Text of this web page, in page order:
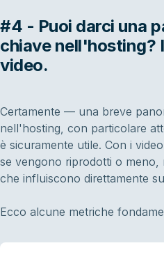
#4 - Puoi darci una
chiave nell'hosting?
video.
Certamente — una breve
nell'hosting, con particolare
è sicuramente utile. Con i
se vengono riprodotti o meno,
che influiscono direttamente
Ecco alcune metriche